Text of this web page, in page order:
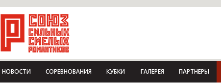
НОВОСТИ СОРЕВНОВАНИЯ КУБКИ ГАЛЕРЕЯ ПАРТНЕРЫ